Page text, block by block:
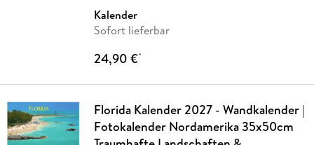
Kalender
Sofort lieferbar
24,90 €*
Florida Kalender 2027 - Wandkalender |
Fotokalender Nordamerika 35x50cm